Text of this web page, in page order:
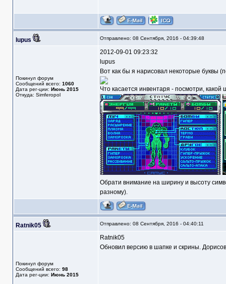
lupus Отправлено: 08 Сентября, 2016 - 04:39:48
Покинул форум
Сообщений всего: 1060
Дата рег-ции: Июнь 2015
Откуда: Simferopol
2012-09-01 09:23:32
lupus
Вот как бы я нарисовал некоторые буквы
Что касается инвентаря - посмотри, какой
Обрати внимание на ширину и высоту
разному).
Ratnik05 Отправлено: 08 Сентября, 2016 - 04:40:11
Покинул форум
Сообщений всего: 98
Дата рег-ции: Июнь 2015
Ratnik05
Обновил версию в шапке и скрины.